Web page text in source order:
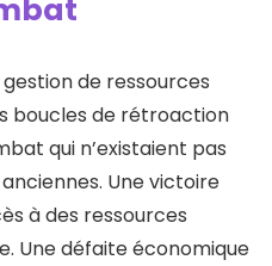
de ressources
boucles de rétroaction
qui n’existaient pas
Une victoire
à des ressources
Une défaite économique